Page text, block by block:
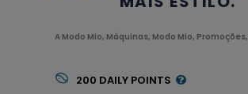
A Modo Mio, Máquinas, Modo Mio, Promoções,
200 DAILY POINTS